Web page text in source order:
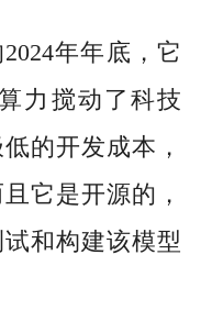
年年底，它
力搅动了科技
的开发成本，
它是开源的，
和构建该模型